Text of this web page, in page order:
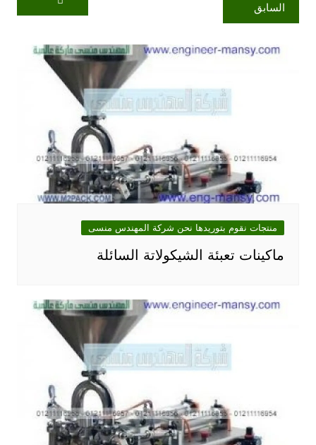
السابق
منتجات نقوم بتوريدها نحن شركة المهندس منسى
ماكينات تعبئة الشيكولاتة السائلة